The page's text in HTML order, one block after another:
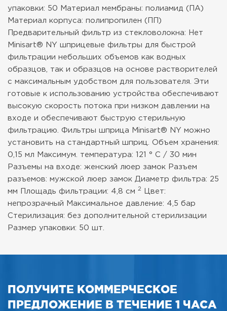
упаковки: 50
Материал мембраны: полиамид (ПА)
Материал корпуса: полипропилен (ПП)
Предварительный фильтр из стекловолокна: Нет
Minisart® NY шприцевые фильтры для быстрой
фильтрации небольших объемов как водных
образцов, так и образцов на основе растворителей
с максимальным удобством для пользователя. Эти
готовые к использованию устройства обеспечивают
высокую скорость потока при низком давлении на
входе и обеспечивают быструю стерильную
фильтрацию. Фильтры шприца Minisart® NY можно
установить на стандартный шприц. Объем хранения:
0,15 мл
Максимум. температура: 121 ° С / 30 мин
Разъемы на входе: женский люер замок
Разъем
разъемов: мужской люер замок Диаметр фильтра: 25
мм
Площадь фильтрации: 4,8 см 2
Цвет:
непрозрачный
Максимальное давление: 4,5 бар
Стерилизация: без дополнительной стерилизации
Размер упаковки: 50 шт.
ПОЛУЧИТЕ КОММЕРЧЕСКОЕ
ПРЕДЛОЖЕНИЕ В ТЕЧЕНИЕ 1 ЧАСА